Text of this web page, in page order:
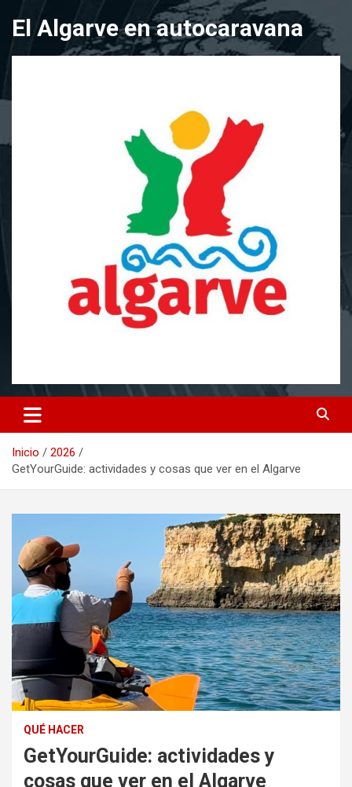
contenido
El Algarve en autocaravana
Inicio
2026
GetYourGuide: actividades y cosas que ver en el Algarve
QUÉ HACER
GetYourGuide: actividades y
cosas que ver en el Algarve